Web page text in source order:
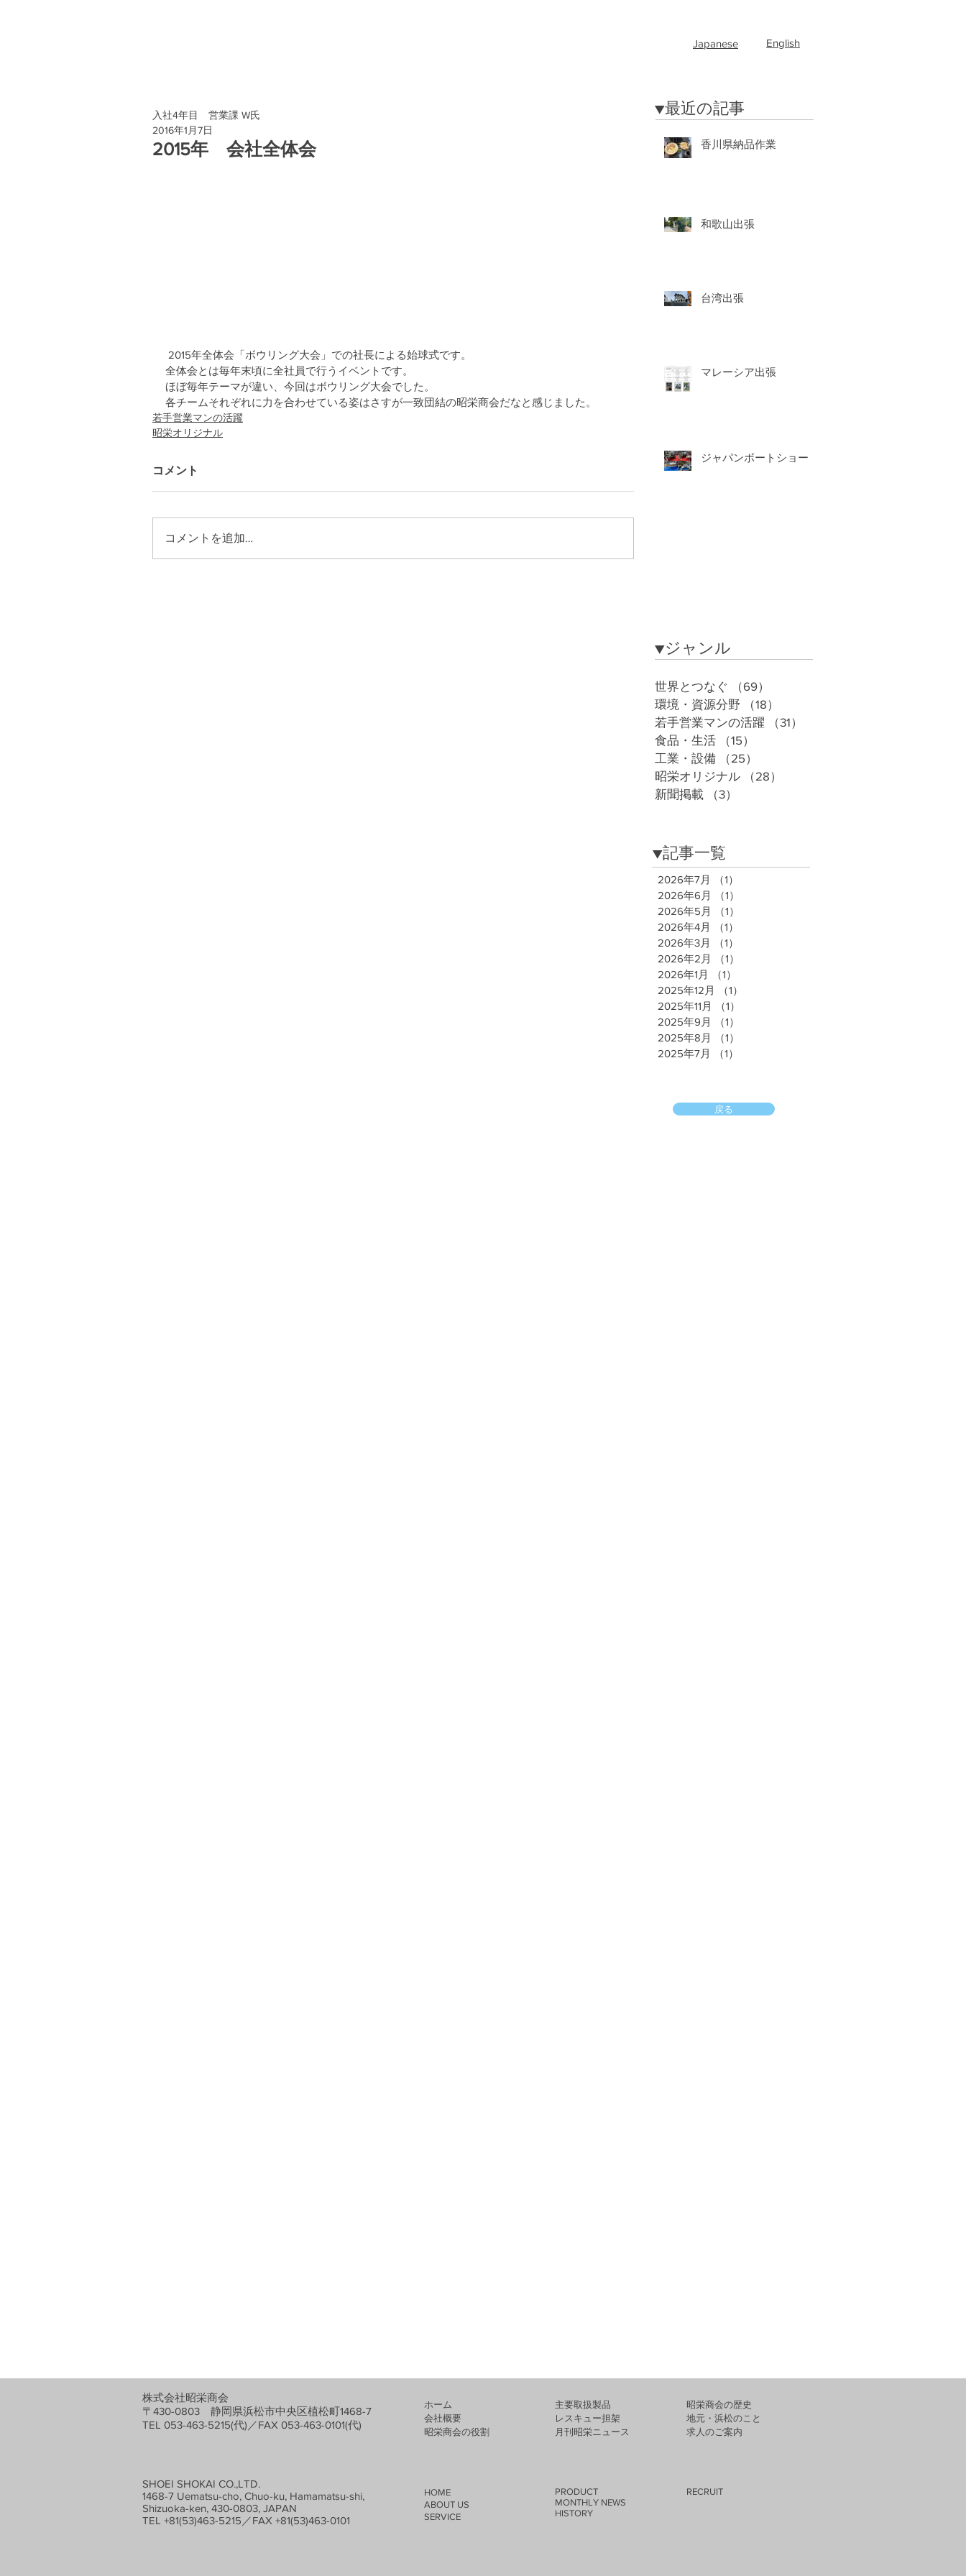
Japanese English
2015年 会社全体会
入社4年目 営業課 W氏
2016年1月7日
2015年全体会「ボウリング大会」での社長による始球式です。
全体会とは毎年末頃に全社員で行うイベントです。
ほぼ毎年テーマが違い、今回はボウリング大会でした。
各チームそれぞれに力を合わせている姿はさすが一致団結の昭栄商会だなと感じました。
若手営業マンの活躍
昭栄オリジナル
コメント
コメントを追加…
​▼最近の記事
香川県納品作業
和歌山出張
台湾出張
マレーシア出張
ジャパンボートショー
​▼ジャンル
世界とつなぐ （69）
環境・資源分野
（18）
若手営業マンの活躍
（31）
食品・生活
（15）
工業・設備
（25）
昭栄オリジナル
（28）
新聞掲載
（3）
​▼記事一覧
2026年7月 （1）
2026年6月
（1）
2026年5月
（1）
2026年4月
（1）
2026年3月
（1）
2026年2月
（1）
2026年1月
（1）
2025年12月
（1）
2025年11月
（1）
2025年9月
（1）
2025年8月
（1）
2025年7月
（1）
戻る
株式会社昭栄商会
〒430-0803 静岡県浜松市中央区植松町1468-7
TEL 053-463-5215(代)／FAX 053-463-0101(代)
ホーム
会社概要
​昭栄商会の役割
​主要取扱製品
レスキュー担架
​月刊昭栄ニュース
昭栄商会の歴史
地元・浜松のこと
求人のご案内
SHOEI SHOKAI CO.,LTD.
1468-7 Uematsu-cho, Chuo-ku, Hamamatsu-shi,
Shizuoka-ken, 430-0803, JAPAN
TEL +81(53)463-5215／FAX +81(53)463-0101
HOME
ABOUT US
SERVICE​
PRODUCT
MONTHLY NEWS
HISTORY
RECRUIT